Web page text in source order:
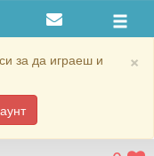
×
за да играеш и